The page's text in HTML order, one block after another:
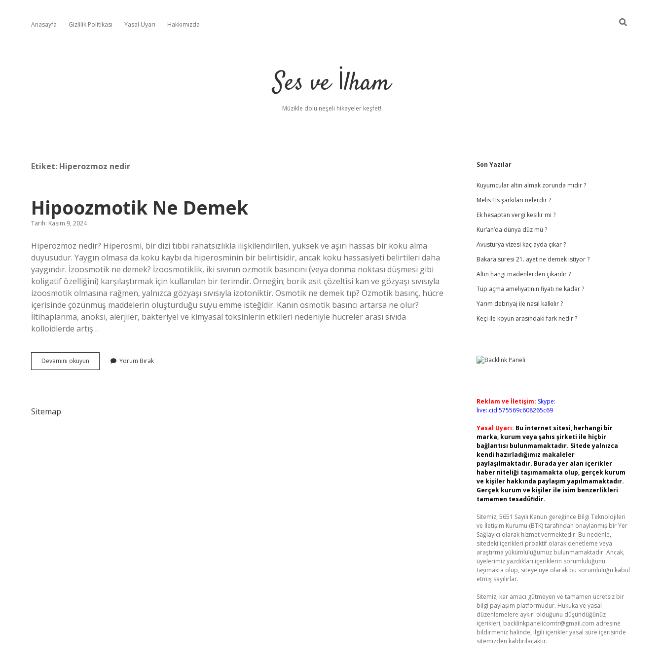
Anasayfa Gizlilik Politikası Yasal Uyarı Hakkımızda
Ses ve İlham
Müzikle dolu neşeli hikayeler keşfet!
Etiket: Hiperozmoz nedir
Hipoozmotik Ne Demek
Tarih: Kasım 9, 2024
Hiperozmoz nedir? Hiperosmi, bir dizi tıbbi rahatsızlıkla ilişkilendirilen, yüksek ve aşırı hassas bir koku alma
duyusudur. Yaygın olmasa da koku kaybı da hiperosminin bir belirtisidir, ancak koku hassasiyeti belirtileri daha
yaygındır. İzoosmotik ne demek? İzoosmotiklik, iki sıvının ozmotik basıncını (veya donma noktası düşmesi gibi
koligatif özelliğini) karşılaştırmak için kullanılan bir terimdir. Örneğin; borik asit çözeltisi kan ve gözyaşı sıvısıyla
izoosmotik olmasına rağmen, yalnızca gözyaşı sıvısıyla izotoniktir. Osmotik ne demek tıp? Ozmotik basınç, hücre
içerisinde çözünmüş maddelerin oluşturduğu suyu emme isteğidir. Kanın osmotik basıncı artarsa ne olur?
İltihaplanma, anoksi, alerjiler, bakteriyel ve kimyasal toksinlerin etkileri nedeniyle hücreler arası sıvıda
kolloidlerde artış…
Devamını okuyun Hipoozmotik
Ne
Yorum Bırak
Sitemap
Sidebar
Son Yazılar
Kuyumcular altın almak zorunda mıdır ?
Melis Fis şarkıları nelerdir ?
Ek hesaptan vergi kesilir mi ?
Kur’an’da dünya düz mü ?
Avusturya vizesi kaç ayda çıkar ?
Bakara suresi 21. ayet ne demek istiyor ?
Altın hangi madenlerden çıkarılır ?
Tüp açma ameliyatının fiyatı ne kadar ?
Yarım debriyaj ile nasıl kalkılır ?
Keçi ile koyun arasındaki fark nedir ?
Reklam ve İletişim: Skype:
live:.cid.575569c608265c69
Yasal Uyarı: Bu internet sitesi, herhangi bir
marka, kurum veya şahıs şirketi ile hiçbir
bağlantısı bulunmamaktadır. Sitede yalnızca
kendi hazırladığımız makaleler
paylaşılmaktadır. Burada yer alan içerikler
haber niteliği taşımamakta olup, gerçek kurum
ve kişiler hakkında paylaşım yapılmamaktadır.
Gerçek kurum ve kişiler ile isim benzerlikleri
tamamen tesadüfidir.
Sitemiz, 5651 Sayılı Kanun gereğince Bilgi Teknolojileri
ve İletişim Kurumu (BTK) tarafından onaylanmış bir Yer
Sağlayıcı olarak hizmet vermektedir. Bu nedenle,
sitedeki içerikleri proaktif olarak denetleme veya
araştırma yükümlülüğümüz bulunmamaktadır. Ancak,
üyelerimiz yazdıkları içeriklerin sorumluluğunu
taşımakta olup, siteye üye olarak bu sorumluluğu kabul
etmiş sayılırlar.
Sitemiz, kar amacı gütmeyen ve tamamen ücretsiz bir
bilgi paylaşım platformudur. Hukuka ve yasal
düzenlemelere aykırı olduğunu düşündüğünüz
içerikleri, backlinkpanelicomtr@gmail.com adresine
bildirmeniz halinde, ilgili içerikler yasal süre içerisinde
sitemizden kaldırılacaktır.